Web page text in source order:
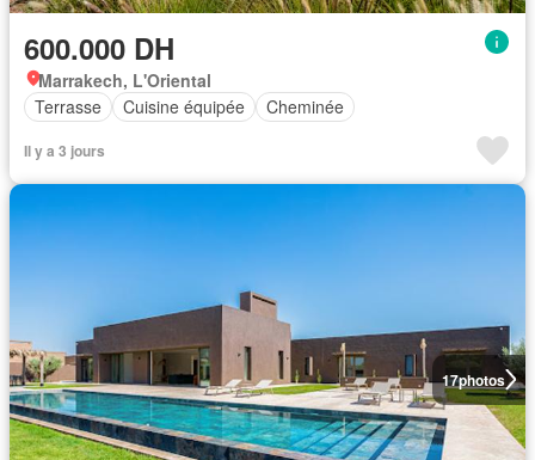
600.000 DH
Marrakech, L'Oriental
Terrasse
Cuisine équipée Cheminée
Il y a 3 jours
17photos